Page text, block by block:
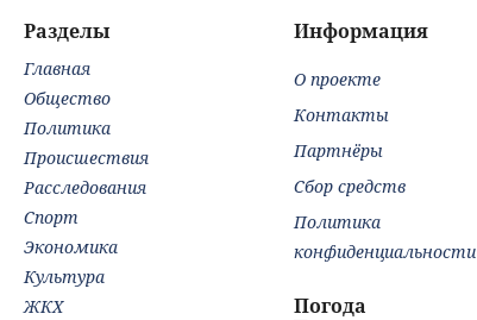
Кашепарова ✿✔️
Разделы
Главная
Общество
Политика
Происшествия
Расследования
Спорт
Экономика
Культура
ЖКХ
Информация
О проекте
Контакты
Партнёры
Сбор средств
Политика
конфиденциальности
Погода